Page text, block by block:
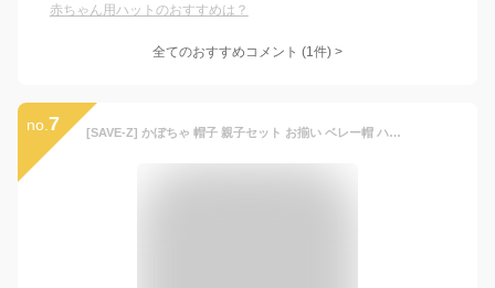
赤ちゃん用ハットのおすすめは？
全てのおすすめコメント (1件) >
no. 7 [SAVE-Z] かぼちゃ 帽子 親子セット お揃い ベレー帽 ハロウィン パンプキン ニット帽 2個セット Halloween なりきり コスプレ 仮装 (親子セット)